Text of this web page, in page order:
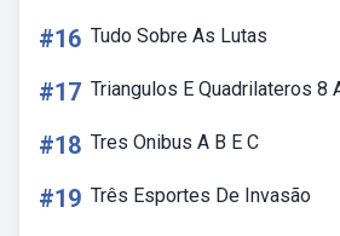
#16 Tudo Sobre As Lutas
#17 Triangulos E Quadrilateros 8
#18 Tres Onibus A B E C
#19 Três Esportes De Invasão